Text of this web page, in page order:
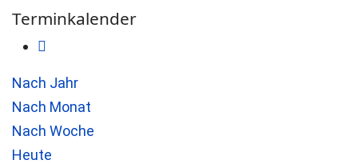
Terminkalender
Nach Jahr
Nach Monat
Nach Woche
Heute